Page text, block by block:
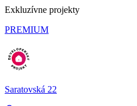
Exkluzívne projekty
PREMIUM
Saratovská 22